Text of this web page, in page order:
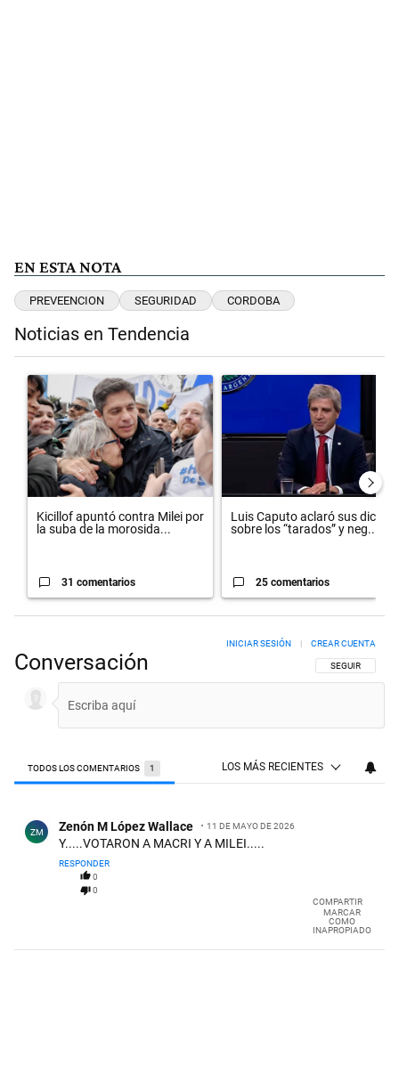
EN ESTA NOTA
PREVEENCION SEGURIDAD CORDOBA
Noticias en Tendencia
Un artículo de tendencia con el título "Kicillof apuntó contra Milei
Kicillof apuntó contra Milei por
la suba de la morosida...
31 comentarios
Un artículo de tendencia con el
Luis Caputo aclaró sus dichos
sobre los “tarados” y neg...
25 comentarios
Conversación SIGA ESTA
SEGUIR
INICIAR SESIÓN CREAR CUENTA
TODOS LOS COMENTARIOS 1 LOS MÁS RECIENTES
ZM Zenón M López Wallace 11 DE MAYO DE 2026
Y.....VOTARON A MACRI Y A MILEI.....
RESPONDER
0
0
COMPARTIR
MARCAR
COMO
INAPROPIADO